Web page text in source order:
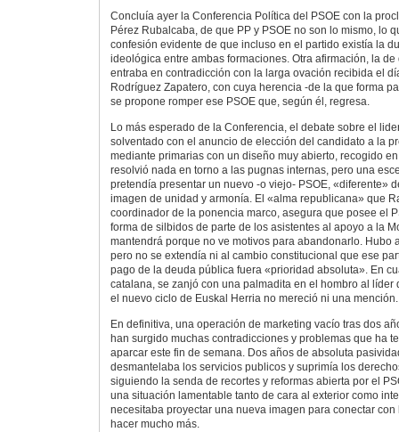
Concluía ayer la Conferencia Política del PSOE con la
Pérez Rubalcaba, de que PP y PSOE no son lo mismo, lo
confesión evidente de que incluso en el partido existía la
ideológica entre ambas formaciones. Otra afirmación, la
entraba en contradicción con la larga ovación recibida el
Rodríguez Zapatero, con cuya herencia -de la que forma
se propone romper ese PSOE que, según él, regresa.
Lo más esperado de la Conferencia, el debate sobre el
solventado con el anuncio de elección del candidato a la
mediante primarias con un diseño muy abierto, recogido
resolvió nada en torno a las pugnas internas, pero una
pretendía presentar un nuevo -o viejo- PSOE, «diferente»
imagen de unidad y armonía. El «alma republicana» que
coordinador de la ponencia marco, asegura que posee el
forma de silbidos de parte de los asistentes al apoyo a la
mantendrá porque no ve motivos para abandonarlo. Hubo
pero no se extendía ni al cambio constitucional que ese
pago de la deuda pública fuera «prioridad absoluta». En
catalana, se zanjó con una palmadita en el hombro al líder
el nuevo ciclo de Euskal Herria no mereció ni una mención.
En definitiva, una operación de marketing vacío tras dos
han surgido muchas contradicciones y problemas que ha
aparcar este fin de semana. Dos años de absoluta
desmantelaba los servicios publicos y suprimía los
siguiendo la senda de recortes y reformas abierta por el
una situación lamentable tanto de cara al exterior como
necesitaba proyectar una nueva imagen para conectar
hacer mucho más.